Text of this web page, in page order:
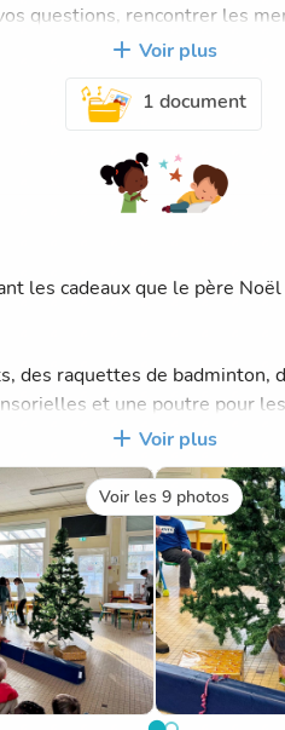
questions, rencontrer les
"apprentis guides" pour
Voir plus
1 document
les cadeaux que le père
des raquettes de badminton,
et une poutre pour
de l'Apel et de la
Voir plus
Voir les 9 photos